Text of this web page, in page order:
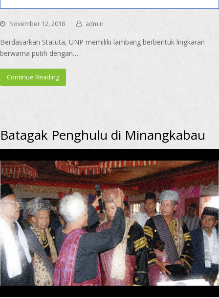
November 12, 2018 admin
Berdasarkan Statuta, UNP memiliki lambang berbentuk lingkaran
berwarna putih dengan…
Continue Reading
Batagak Penghulu di Minangkabau